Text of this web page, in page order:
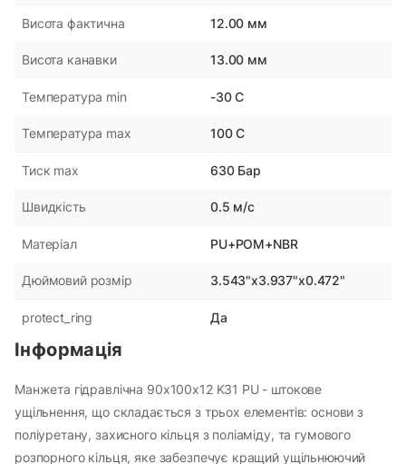
Висота фактична 12.00 мм
Висота канавки 13.00 мм
Температура min -30 С
Температура max 100 С
Тиск max 630 Бар
Швидкість 0.5 м/с
Матеріал PU+POM+NBR
Дюймовий розмір 3.543"x3.937"x0.472"
protect_ring Да
Інформація
Манжета гідравлічна 90х100х12 K31 PU - штокове
ущільнення, що складається з трьох елементів: основи з
поліуретану, захисного кільця з поліаміду, та гумового
розпорного кільця, яке забезпечує кращий ущільнюючий